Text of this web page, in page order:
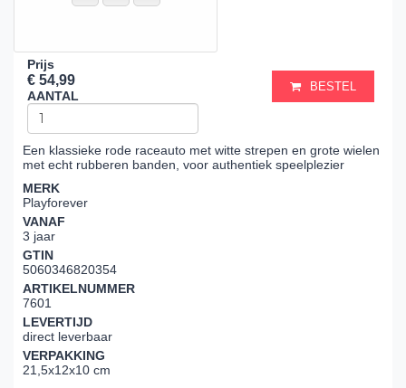
Prijs
€ 54,99
AANTAL
BESTEL
Een klassieke rode raceauto met witte strepen en grote wielen
met echt rubberen banden, voor authentiek speelplezier
MERK
Playforever
VANAF
3 jaar
GTIN
5060346820354
ARTIKELNUMMER
7601
LEVERTIJD
direct leverbaar
VERPAKKING
21,5x12x10 cm